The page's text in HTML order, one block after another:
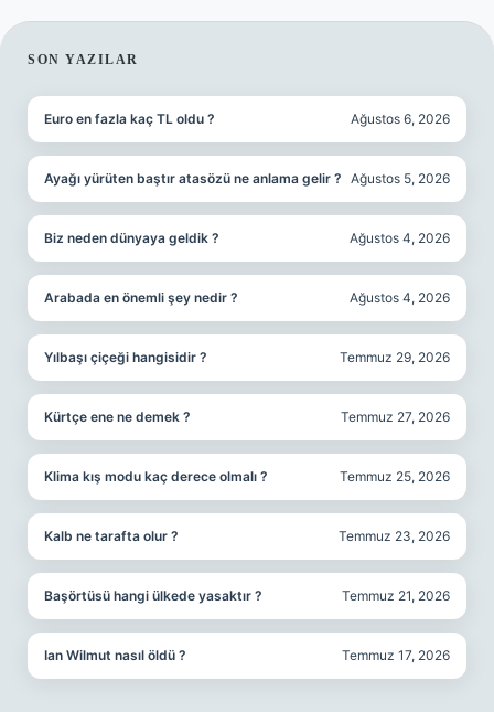
SIDEBAR
SON YAZILAR
Euro en fazla kaç TL oldu ? Ağustos 6, 2026
Ayağı yürüten baştır atasözü ne anlama gelir ? Ağustos 5, 2026
Biz neden dünyaya geldik ? Ağustos 4, 2026
Arabada en önemli şey nedir ? Ağustos 4, 2026
Yılbaşı çiçeği hangisidir ? Temmuz 29, 2026
Kürtçe ene ne demek ? Temmuz 27, 2026
Klima kış modu kaç derece olmalı ? Temmuz 25, 2026
Kalb ne tarafta olur ? Temmuz 23, 2026
Başörtüsü hangi ülkede yasaktır ? Temmuz 21, 2026
Ian Wilmut nasıl öldü ? Temmuz 17, 2026